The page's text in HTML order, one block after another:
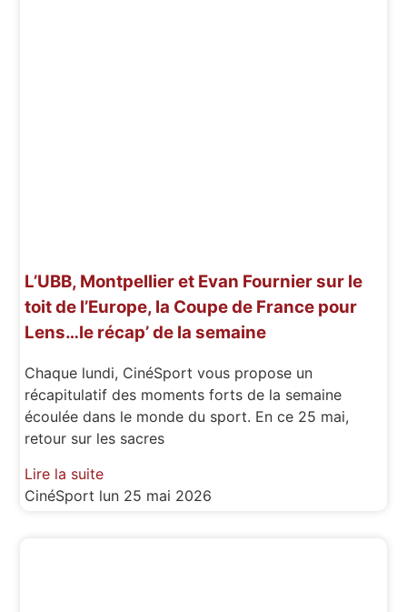
L’UBB, Montpellier et Evan Fournier sur le
toit de l’Europe, la Coupe de France pour
Lens…le récap’ de la semaine
Chaque lundi, CinéSport vous propose un
récapitulatif des moments forts de la semaine
écoulée dans le monde du sport. En ce 25 mai,
retour sur les sacres
Lire la suite
CinéSport lun 25 mai 2026